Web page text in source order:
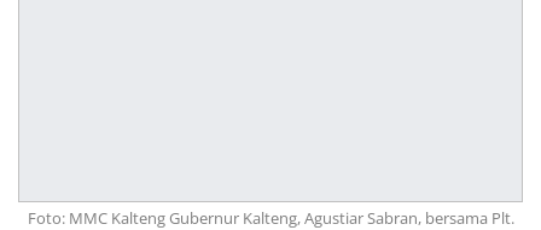
Foto: MMC Kalteng Gubernur Kalteng, Agustiar Sabran, bersama Plt.